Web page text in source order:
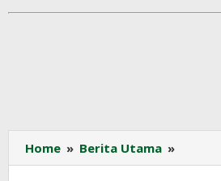
Home » Berita Utama »
Minyak